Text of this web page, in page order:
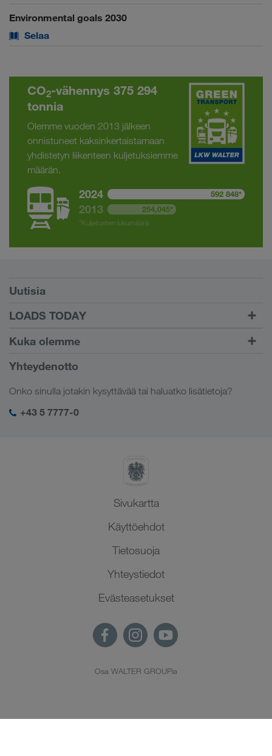
Environmental goals 2030
Selaa
CO2-vähennys 375 294
tonnia
Olemme vuoden 2013 jälkeen
onnistuneet kaksinkertaistamaan
yhdistetyn liikenteen kuljetuksiemme
määrän.
2024 592 848*
2013
254,045*
*Kuljetusten lukumäärä
Edellytykset
Uutisia
LOADS TODAY
Etsi rahti palvelustamme
LOADS TODAY
Lue lisää
Kirjautumiseen
Kuka olemme
Yritystiedot
SHEQ-hallinto
Yhteydenotto
Onko sinulla jotakin kysyttävää tai haluatko lisätietoja?
+43 5 7777-0
Sivukartta
Käyttöehdot
Tietosuoja
Yhteystiedot
Evästeasetukset
Osa WALTER GROUPia